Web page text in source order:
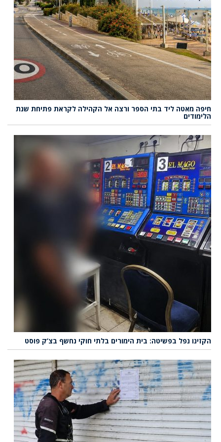
חיפה מאטה ליד בתי הספר ורצה אל הקהילה לקראת פתיחת שנת
הלימודים
הקזינו נפל בפשיטה: בית הימורים בלתי חוקי נחשף בצ’ק פוסט